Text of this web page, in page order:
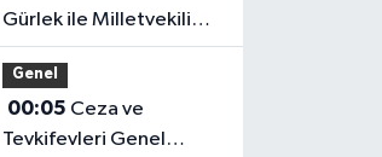
Gürlek ile Milletvekili
Alagöz, MHP İl
Başkanlığını Ziyaret Etti
Genel
00:05
Tevkifevleri Genel